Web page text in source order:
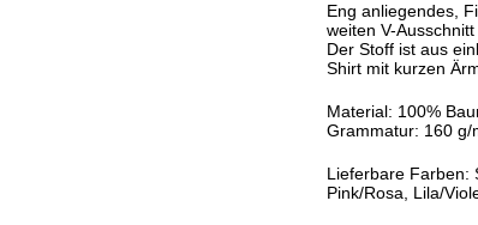
Eng anliegendes,
weiten V-
Der Stoff ist aus
Shirt mit kurzen
Material: 100%
Grammatur: 160 g/
Lieferbare Farben:
Pink/Rosa, Lila/